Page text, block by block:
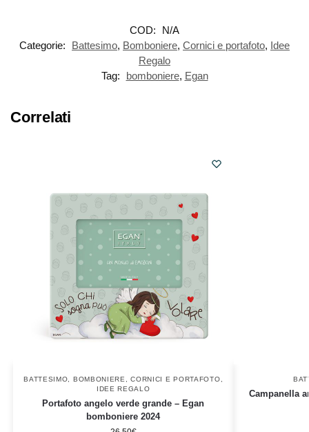
COD:
N/A
Categorie:
Battesimo, Bomboniere, Cornici e portafoto, Idee
Regalo
Tag:
bomboniere, Egan
Correlati
BATTESIMO, BOMBONIERE,CORNICI E PORTAFOTO,
IDEE REGALO
Portafoto angelo verde grande – Egan
bomboniere 2024
Campanella